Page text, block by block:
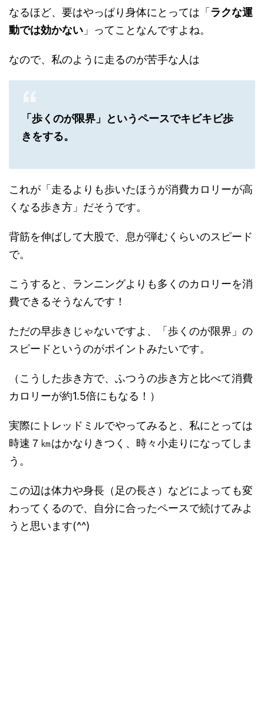
なるほど、要はやっぱり身体にとっては「 ラクな運
動では効かない 」ってことなんですよね。
なので、私のように走るのが苦手な人は
「歩くのが限界」というペースでキビキビ歩
きをする。
これが「走るよりも歩いたほうが消費カロリーが高
くなる歩き方」だそうです。
背筋を伸ばして大股で、息が弾むくらいのスピード
で。
こうすると、ランニングよりも多くのカロリーを消
費できるそうなんです！
ただの早歩きじゃないですよ、「歩くのが限界」の
スピードというのがポイントみたいです。
（こうした歩き方で、ふつうの歩き方と比べて消費
カロリーが約1.5倍にもなる！）
実際にトレッドミルでやってみると、私にとっては
時速７㎞はかなりきつく、時々小走りになってしま
う。
この辺は体力や身長（足の長さ）などによっても変
わってくるので、自分に合ったペースで続けてみよ
うと思います(^^)